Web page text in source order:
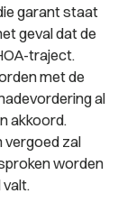
garant staat
geval dat de
traject.
met de
al
akkoord.
vergoed zal
worden